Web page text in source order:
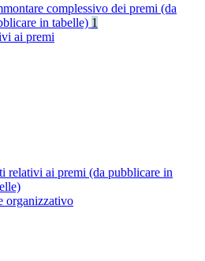
complessivo dei premi (da
in tabelle) 1
ai premi
relativi ai premi (da pubblicare in
organizzativo